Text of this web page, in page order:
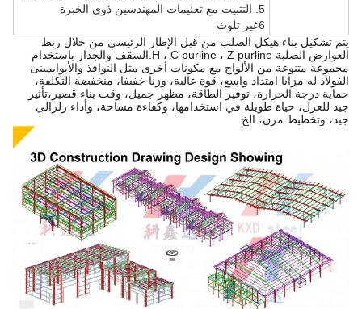
5. التثبيت مع تعليمات المهندسين ذوي الخبرة
6غير تلوث
يتم تشكيل بناء هيكل الصلب من قبل الإطار الرئيسي من خلال ربط
العوارض الصلبة H ، C purline ، Z purline.السقف والجدار باستخدام
مجموعة متنوعة من الألواح مع مكونات أخرى مثل النوافذ والأبوابمبنى
الفولاذ له مزايا امتداد واسع، قوة عالية، وزنا خفيفا، منخفضة التكلفة،
حماية درجة الحرارة، توفير الطاقة، مظهر جميل، وقت بناء قصير،تأثير
جيد للعزل، حياة طويلة في استخدامها، وكفاءة مساحة، وأداء زلزالي
جيد، وتخطيط مرن، الخ.